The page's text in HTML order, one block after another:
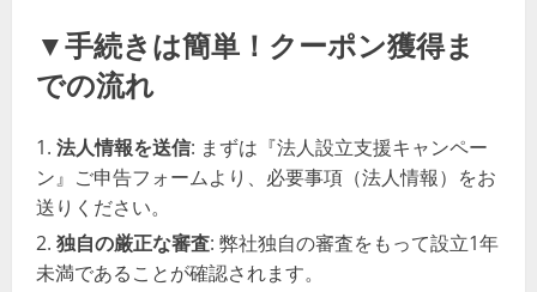
▼手続きは簡単！クーポン獲得ま
での流れ
法人情報を送信: まずは『法人設立支援キャンペー
ン』ご申告フォームより、必要事項（法人情報）をお
送りください。
独自の厳正な審査: 弊社独自の審査をもって設立1年
未満であることが確認されます。